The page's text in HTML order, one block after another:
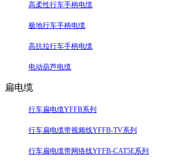
高柔性行车手柄电缆
极地行车手柄电缆
高抗拉行车手柄电缆
电动葫芦电缆
扁电缆
行车扁电缆YFFB系列
行车扁电缆带视频线YFFB-TV系列
行车扁电缆带网络线YFFB-CAT5E系列